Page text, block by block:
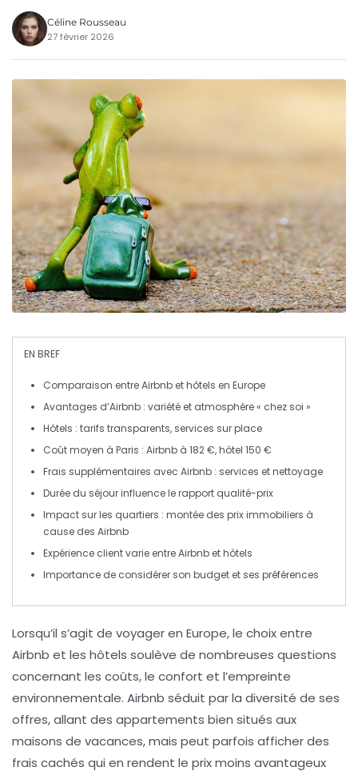
Céline Rousseau
27 février 2026
EN BREF
Comparaison entreAirbnb ethôtels en Europe
Avantages d’Airbnb : variété et atmosphère « chez soi »
Hôtels : tarifs transparents, services sur place
Coût moyen à Paris : Airbnb à 182 €, hôtel 150 €
Frais supplémentaires avec Airbnb : services et nettoyage
Durée du séjourinfluence le rapport qualité-prix
Impact sur les quartiers : montée des prix immobiliers à
cause des Airbnb
Expérience clientvarie entre Airbnb et hôtels
Importance de considérer son budget et ses préférences
Lorsqu’il s’agit de voyager en Europe, le choix entre
Airbnb et les hôtels soulève de nombreuses questions
concernant les coûts, le confort et l’empreinte
environnementale. Airbnb séduit par la diversité de ses
offres, allant des appartements bien situés aux
maisons de vacances, mais peut parfois afficher des
frais cachés qui en rendent le prix moins avantageux